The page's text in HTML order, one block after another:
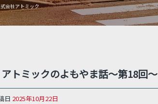
会社アトミック
アトミックのよもやま話～第18回～
日 2025年10月22日